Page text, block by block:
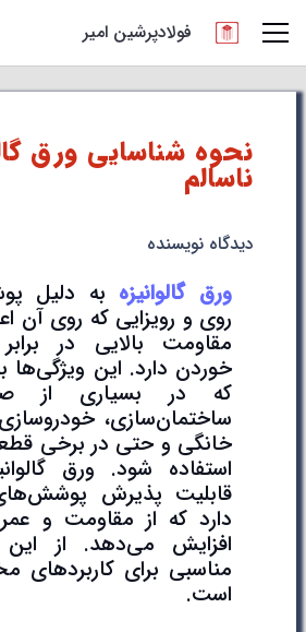
فولادپرشین امیر
نحوه شناسایی ورق
ناسالم
دیدگاه نویسنده
ورق گالوانیزه به دلیل
روی و رویزایی که روی آن
مقاومت بالایی در
خوردن دارد. این
که در بسیاری از
ساختمان‌سازی،
خانگی و حتی در برخی
استفاده شود. ورق
قابلیت پذیرش
دارد که از مقاومت و
افزایش می‌دهد. از این
مناسبی برای کاربردهای
است.